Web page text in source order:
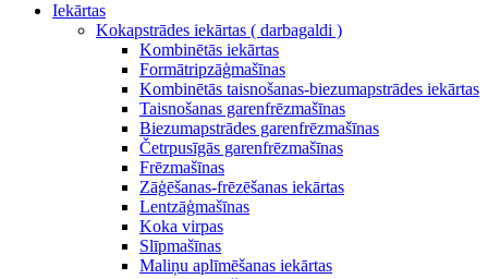
Iekārtas
Kokapstrādes iekārtas ( darbagaldi )
Kombinētās iekārtas
Formātripzāģmašīnas
Kombinētās taisnošanas-biezumapstrādes iekārtas
Taisnošanas garenfrēzmašīnas
Biezumapstrādes garenfrēzmašīnas
Četrpusīgās garenfrēzmašīnas
Frēzmašīnas
Zāģēšanas-frēzēšanas iekārtas
Lentzāģmašīnas
Koka virpas
Slīpmašīnas
Maliņu aplīmēšanas iekārtas